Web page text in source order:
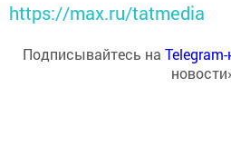
https://max.ru/tatmedia
Подписывайтесь на